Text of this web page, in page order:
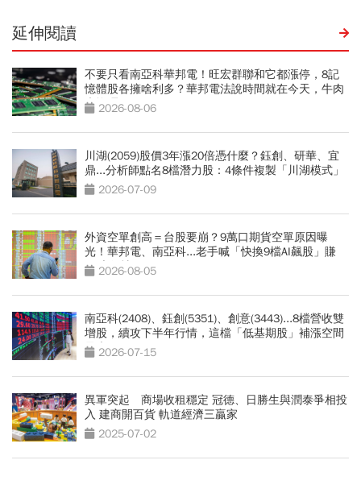
延伸閱讀
不要只看南亞科華邦電！旺宏群聯和它都漲停，8記
憶體股各擁啥利多？華邦電法說時間就在今天，牛肉
大塊嗎
2026-08-06
川湖(2059)股價3年漲20倍憑什麼？鈺創、研華、宜
鼎...分析師點名8檔潛力股：4條件複製「川湖模式」
2026-07-09
外資空單創高＝台股要崩？9萬口期貨空單原因曝
光！華邦電、南亞科...老手喊「快換9檔AI飆股」賺
Q3大行情
2026-08-05
南亞科(2408)、鈺創(5351)、創意(3443)...8檔營收雙
增股，續攻下半年行情，這檔「低基期股」補漲空間
最大2026-07-15
異軍突起 商場收租穩定 冠德、日勝生與潤泰爭相投
入 建商開百貨 軌道經濟三贏家
2025-07-02